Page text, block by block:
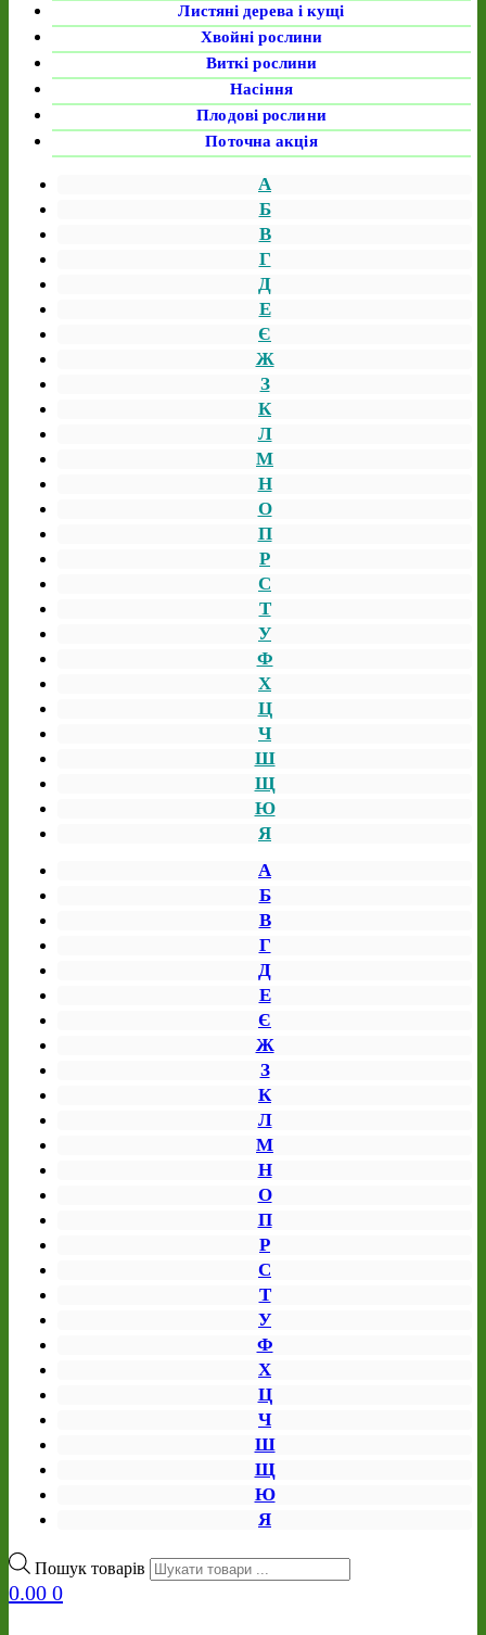
Листяні дерева і кущі
Хвойні рослини
Виткі рослини
Насіння
Плодові рослини
Поточна акція
А
Б
В
Г
Д
Е
Є
Ж
З
К
Л
М
Н
О
П
Р
С
Т
У
Ф
Х
Ц
Ч
Ш
Щ
Ю
Я
А
Б
В
Г
Д
Е
Є
Ж
З
К
Л
М
Н
О
П
Р
С
Т
У
Ф
Х
Ц
Ч
Ш
Щ
Ю
Я
Пошук товарів
0.00 0